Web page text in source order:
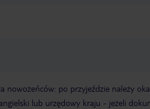
nowożeńców: po przyjeździe należy
lub urzędowy kraju - jeżeli